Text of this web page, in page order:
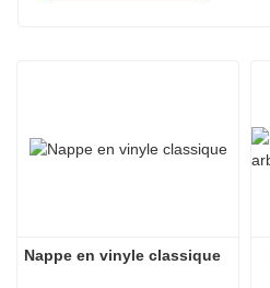
Nappe en vinyle classique